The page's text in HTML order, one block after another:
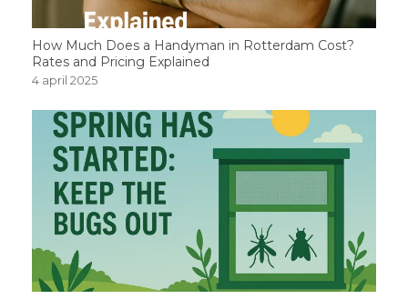
How Much Does a Handyman in Rotterdam Cost?
Rates and Pricing Explained
4 april 2025